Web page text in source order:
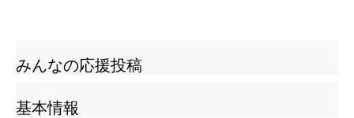
みんなの応援投稿
基本情報